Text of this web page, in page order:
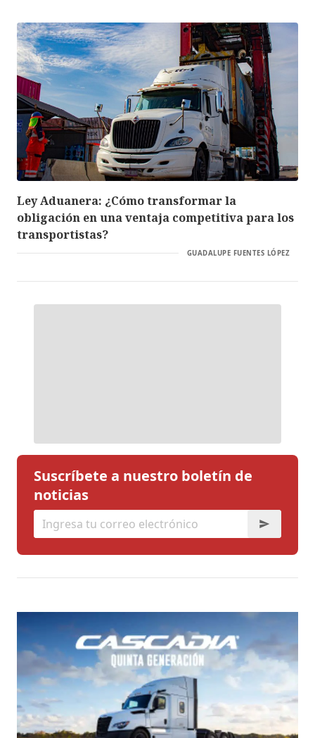
Ley Aduanera: ¿Cómo transformar la
obligación en una ventaja competitiva para los
transportistas?
GUADALUPE FUENTES LÓPEZ
Suscríbete a nuestro boletín de
noticias